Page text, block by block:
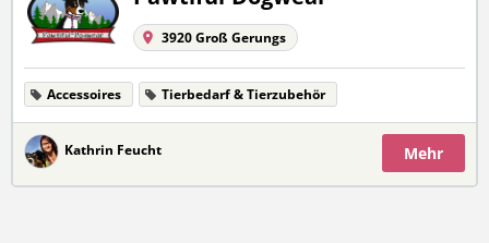
3920 Groß Gerungs
Accessoires Tierbedarf & Tierzubehör
Kathrin Feucht Mehr